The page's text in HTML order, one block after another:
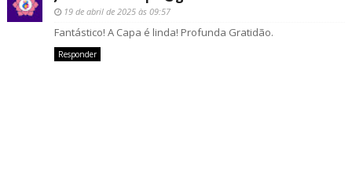
19 de abril de 2025 às 09:57
Fantástico! A Capa é linda! Profunda Gratidão.
Responder